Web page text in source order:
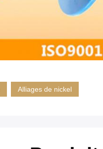
Alliages de nickel